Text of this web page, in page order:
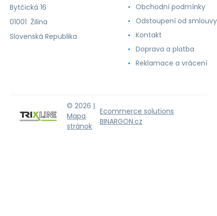
Bytčická 16
01001 Žilina
Slovenská Republika
Obchodní podmínky
Odstoupení od smlouvy
Kontakt
Doprava a platba
Reklamace a vrácení
© 2026 |
Mapa
stránok
Ecommerce solutions
BINARGON.cz